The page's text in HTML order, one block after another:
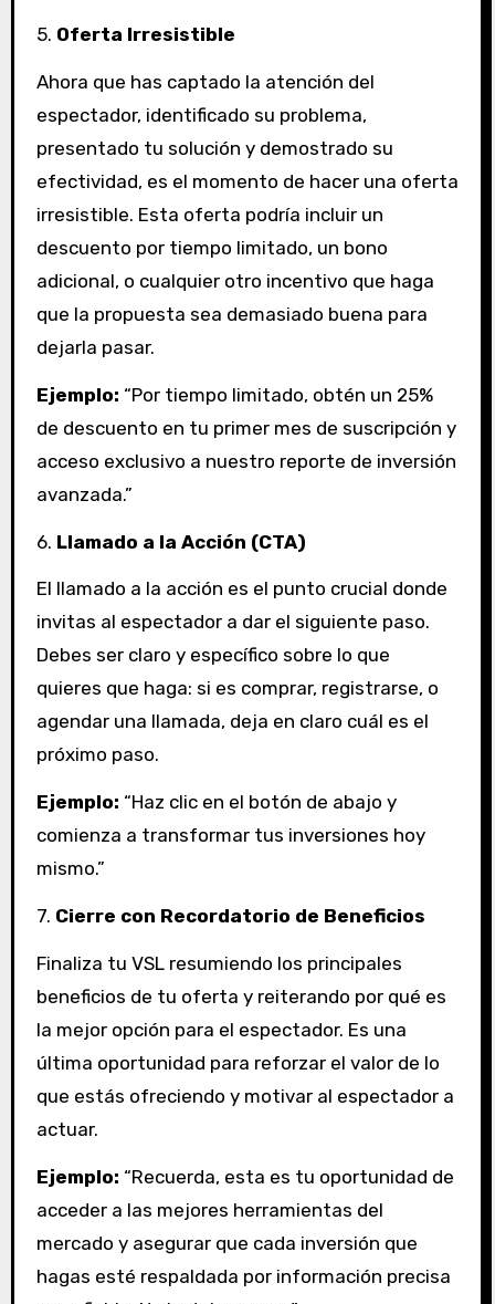
5. Oferta Irresistible
Ahora que has captado la atención del
espectador, identificado su problema,
presentado tu solución y demostrado su
efectividad, es el momento de hacer una oferta
irresistible. Esta oferta podría incluir un
descuento por tiempo limitado, un bono
adicional, o cualquier otro incentivo que haga
que la propuesta sea demasiado buena para
dejarla pasar.
Ejemplo: “Por tiempo limitado, obtén un 25%
de descuento en tu primer mes de suscripción y
acceso exclusivo a nuestro reporte de inversión
avanzada.”
6. Llamado a la Acción (CTA)
El llamado a la acción es el punto crucial donde
invitas al espectador a dar el siguiente paso.
Debes ser claro y específico sobre lo que
quieres que haga: si es comprar, registrarse, o
agendar una llamada, deja en claro cuál es el
próximo paso.
Ejemplo: “Haz clic en el botón de abajo y
comienza a transformar tus inversiones hoy
mismo.”
7. Cierre con Recordatorio de Beneficios
Finaliza tu VSL resumiendo los principales
beneficios de tu oferta y reiterando por qué es
la mejor opción para el espectador. Es una
última oportunidad para reforzar el valor de lo
que estás ofreciendo y motivar al espectador a
actuar.
Ejemplo: “Recuerda, esta es tu oportunidad de
acceder a las mejores herramientas del
mercado y asegurar que cada inversión que
hagas esté respaldada por información precisa